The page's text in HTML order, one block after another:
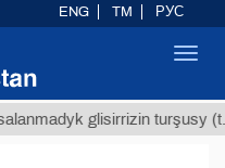
glisirrizin turşusy (t.)
ENG TM РУС